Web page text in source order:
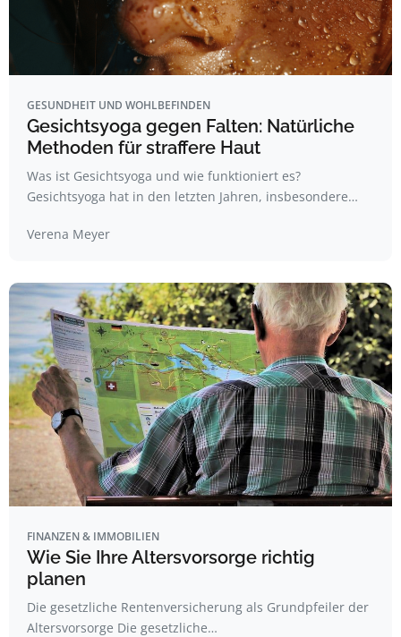
GESUNDHEIT UND WOHLBEFINDEN
Gesichtsyoga gegen Falten: Natürliche
Methoden für straffere Haut
Was ist Gesichtsyoga und wie funktioniert es?
Gesichtsyoga hat in den letzten Jahren, insbesondere…
Verena Meyer
FINANZEN & IMMOBILIEN
Wie Sie Ihre Altersvorsorge richtig
planen
Die gesetzliche Rentenversicherung als Grundpfeiler der
Altersvorsorge Die gesetzliche…